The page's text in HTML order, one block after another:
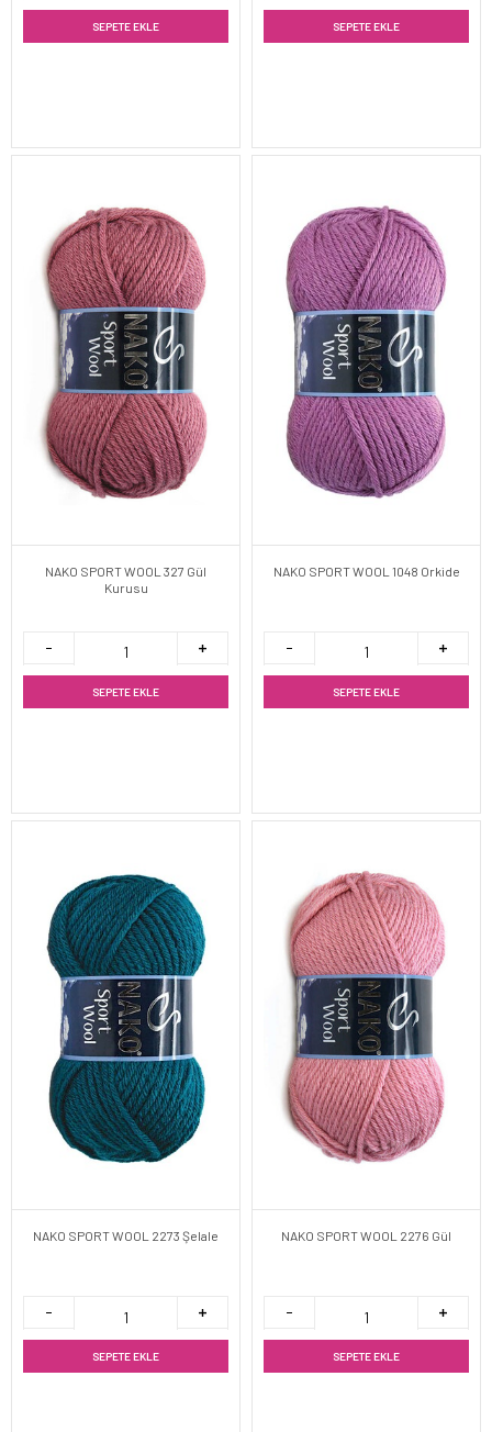
SEPETE EKLE SEPETE EKLE
NAKO SPORT WOOL 327 Gül
Kurusu
SEPETE EKLE
NAKO SPORT WOOL 1048 Orkide
SEPETE EKLE
NAKO SPORT WOOL 2273 Şelale
SEPETE EKLE
NAKO SPORT WOOL 2276 Gül
SEPETE EKLE